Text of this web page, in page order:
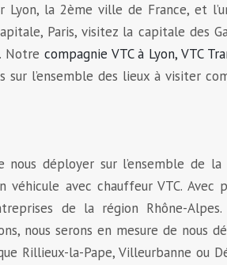
la 2ème ville de France, et
Paris, visitez la capitale des
Notre compagnie VTC à Lyon, VTC
l’ensemble des lieux à visiter
déployer sur l’ensemble de la
avec chauffeur VTC. Avec
de la région Rhône-
nous serons en mesure de nous
Rillieux-la-Pape, Villeurbanne ou